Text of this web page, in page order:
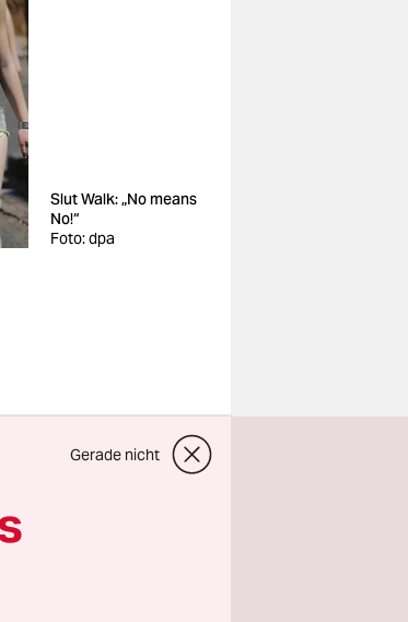
Slut Walk: „No means
No!“
Foto: dpa
Gerade nicht